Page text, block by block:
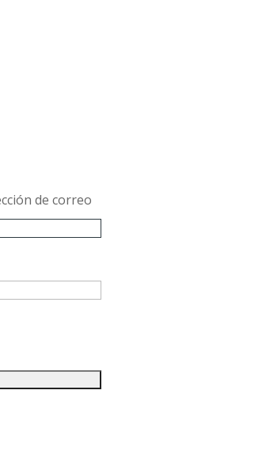
de correo